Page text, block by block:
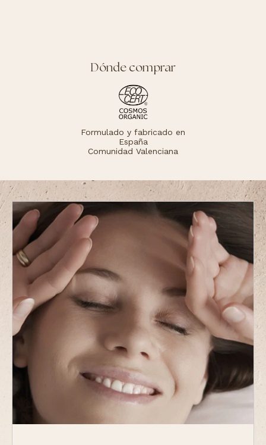
Dónde comprar
Formulado y fabricado en
España
Comunidad Valenciana